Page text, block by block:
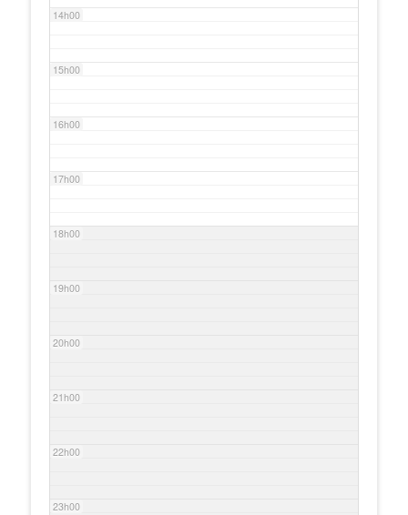
14h00
15h00
16h00
17h00
18h00
19h00
20h00
21h00
22h00
23h00